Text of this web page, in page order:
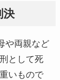
決
や両親など
として死
いもので